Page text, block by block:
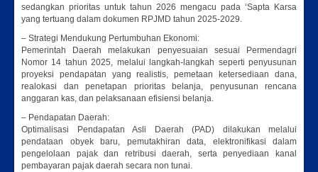
sedangkan prioritas untuk tahun 2026 mengacu pada ‘Sapta Karsa
yang tertuang dalam dokumen RPJMD tahun 2025-2029.
– Strategi Mendukung Pertumbuhan Ekonomi:
Pemerintah Daerah melakukan penyesuaian sesuai Permendagri
Nomor 14 tahun 2025, melalui langkah-langkah seperti penyusunan
proyeksi pendapatan yang realistis, pemetaan ketersediaan dana,
realokasi dan penetapan prioritas belanja, penyusunan rencana
anggaran kas, dan pelaksanaan efisiensi belanja.
– Pendapatan Daerah:
Optimalisasi Pendapatan Asli Daerah (PAD) dilakukan melalui
pendataan obyek baru, pemutakhiran data, elektronifikasi dalam
pengelolaan pajak dan retribusi daerah, serta penyediaan kanal
pembayaran pajak daerah secara non tunai.